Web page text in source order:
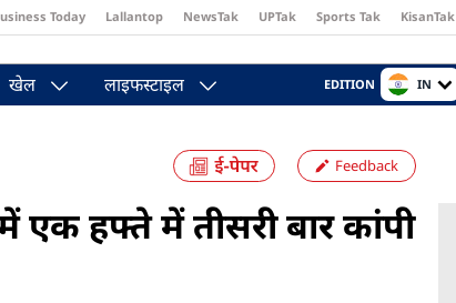
Today Lallantop NewsTak UPTak Sports Tak KisanTak
खेल लाइफस्टाइल EDITION IN
Feedback
हफ्ते में तीसरी बार कांपी